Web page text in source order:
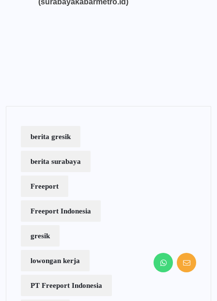
(surabayakabarmetro.id)
berita gresik
berita surabaya
Freeport
Freeport Indonesia
gresik
lowongan kerja
PT Freeport Indonesia